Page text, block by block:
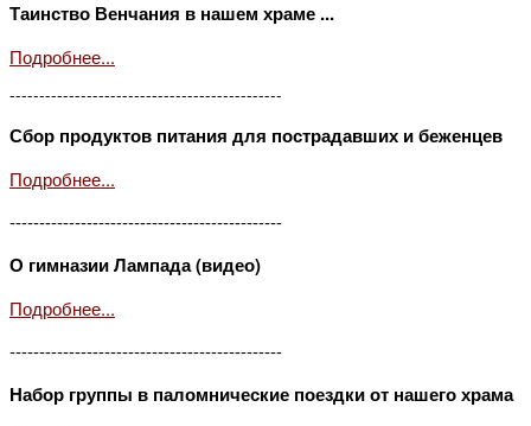
Таинство Венчания в нашем храме ...
Подробнее...
----------------------------------------------
Сбор продуктов питания для пострадавших и беженцев
Подробнее...
----------------------------------------------
О гимназии Лампада (видео)
Подробнее...
----------------------------------------------
Набор группы в паломнические поездки от нашего храма